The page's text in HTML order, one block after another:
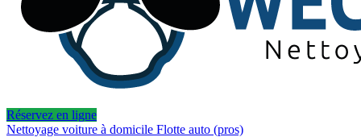
Réservez en ligne
Nettoyage voiture à domicile Flotte auto (pros)